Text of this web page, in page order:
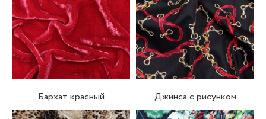
Бархат красный Джинса с рисунком